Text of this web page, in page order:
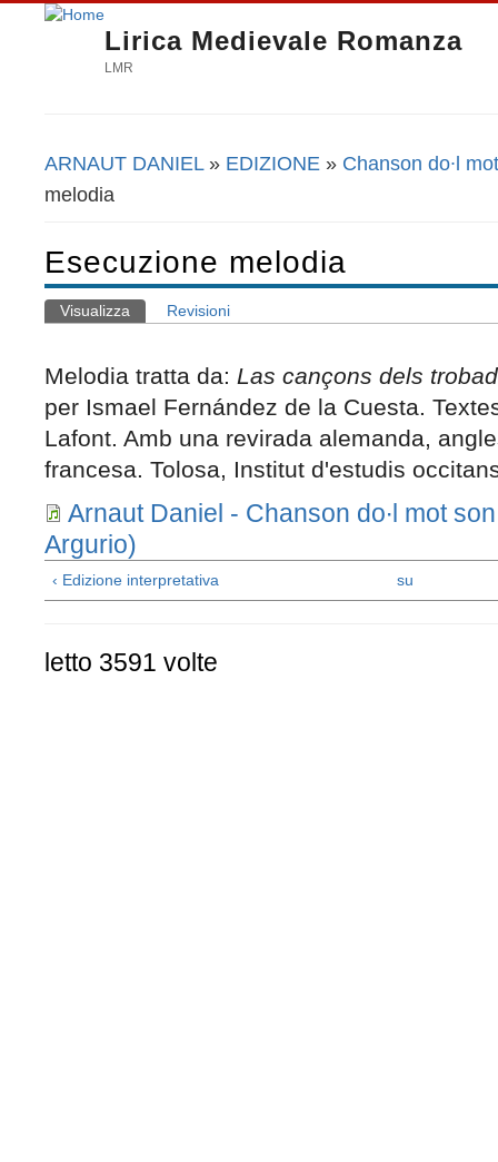
Lirica Medievale Romanza
LMR
Tu sei qui
ARNAUT DANIEL» EDIZIONE » Chanson do∙l
melodia
Esecuzione melodia
Schede primarie
Visualizza (scheda attiva)
Revisioni
Melodia tratta da: Las cançons dels
per Ismael Fernández de la Cuesta.
Lafont. Amb una revirada alemanda,
francesa. Tolosa, Institut d'estudis
Arnaut Daniel - Chanson do∙l mot
Argurio)
‹ Edizione interpretativa su
letto 3591 volte